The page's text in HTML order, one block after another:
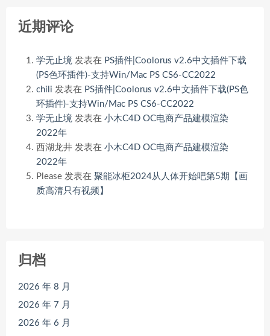
近期评论
学无止境 发表在 PS插件|Coolorus v2.6中文插件下载
(PS色环插件)-支持Win/Mac PS CS6-CC2022
chili 发表在 PS插件|Coolorus v2.6中文插件下载(PS色
环插件)-支持Win/Mac PS CS6-CC2022
学无止境 发表在 小木C4D OC电商产品建模渲染
2022年
西湖龙井 发表在 小木C4D OC电商产品建模渲染
2022年
Please 发表在 聚能冰柜2024从人体开始吧第5期【画
质高清只有视频】
归档
2026 年 8 月
2026 年 7 月
2026 年 6 月